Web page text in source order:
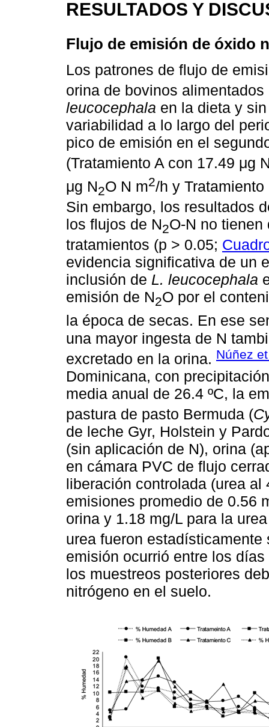
RESULTADOS Y
Flujo de emisión de óxido
Los patrones de flujo de
orina de bovinos
leucocephala en la dieta y
variabilidad a lo largo del
pico de emisión en el
(Tratamiento A con 17.49 μg
μg N2O N m2/h y
Sin embargo, los resultados
los flujos de N2O-N no
tratamientos (p > 0.05;
evidencia significativa de un
inclusión de L. leucocephala
emisión de N2O por el
la época de secas. En ese
una mayor ingesta de N
excretado en la orina. Núñez
Dominicana, con
media anual de 26.4 ºC, la
pastura de pasto Bermuda (
de leche Gyr, Holstein y
(sin aplicación de N), orina
en cámara PVC de flujo
liberación controlada (urea al
emisiones promedio de 0.56
orina y 1.18 mg/L para la
urea fueron
emisión ocurrió entre los
los muestreos posteriores
nitrógeno en el suelo.